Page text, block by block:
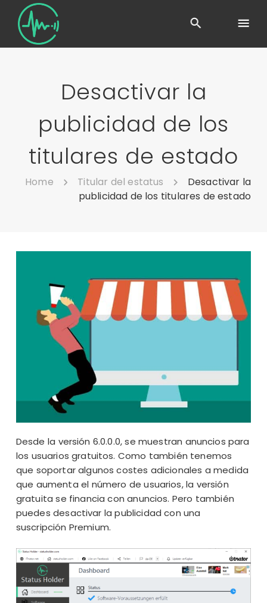
Desactivar la
publicidad de los
titulares de estado
Home Titular del estatus
Desactivar la
publicidad de los titulares de estado
Desde la versión 6.0.0.0, se muestran anuncios para
los usuarios gratuitos. Como también tenemos
que soportar algunos costes adicionales a medida
que aumenta el número de usuarios, la versión
gratuita se financia con anuncios. Pero también
puedes desactivar la publicidad con una
suscripción Premium.